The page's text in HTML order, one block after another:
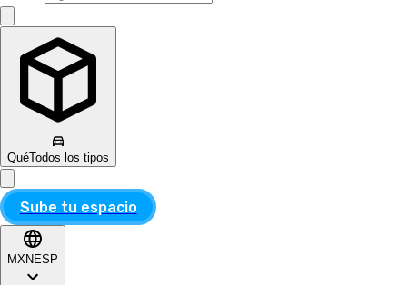
QuéTodos los tipos
Sube tu espacio
MXN ESP